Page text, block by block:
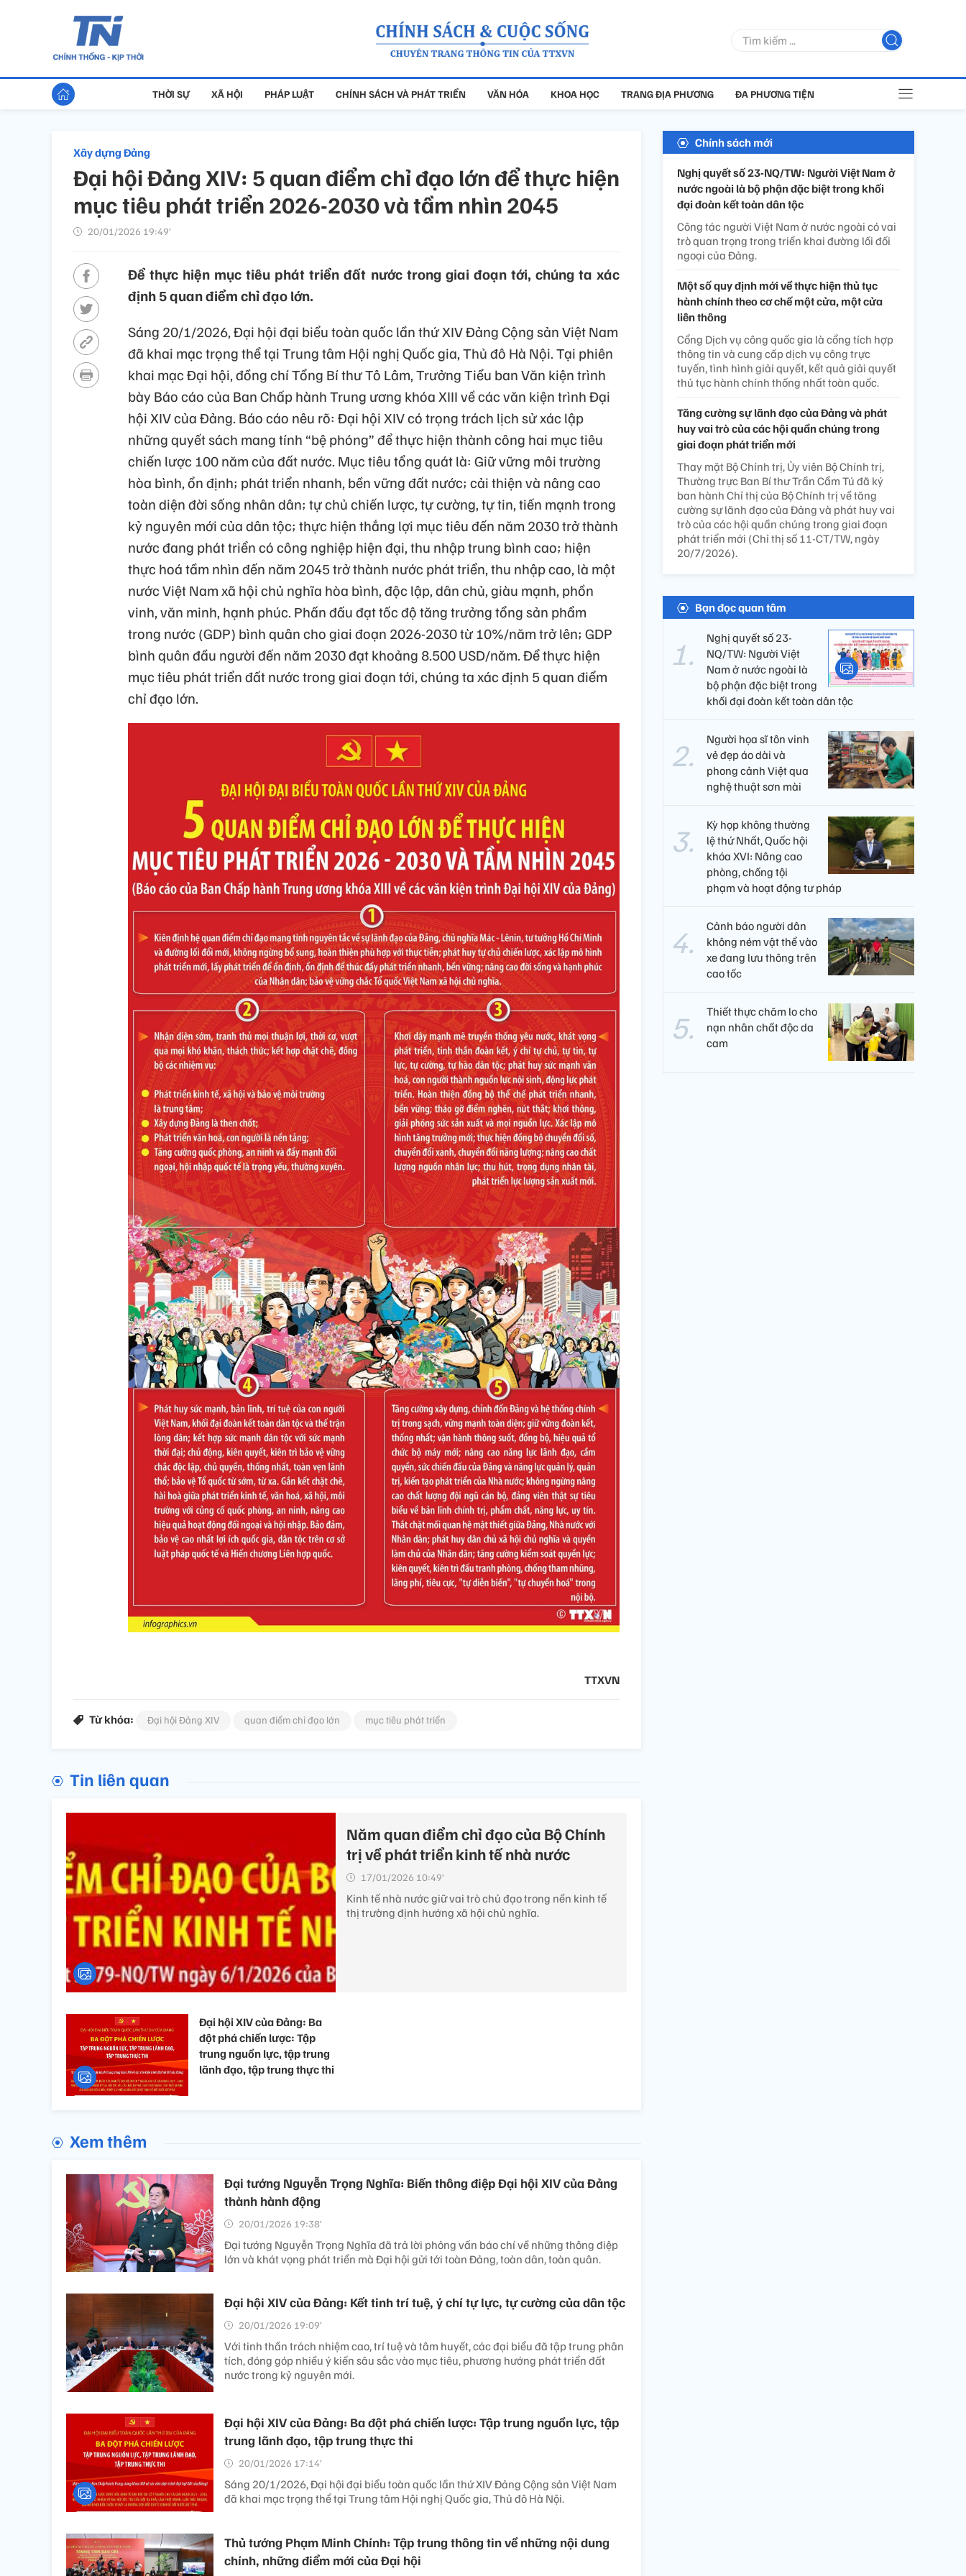
THỜI SỰ XÃ HỘI PHÁP LUẬT CHÍNH SÁCH VÀ PHÁT TRIỂN VĂN HÓA KHOA HỌC TRANG ĐỊA PHƯƠNG ĐA PHƯƠNG TIỆN
Xây dựng Đảng
Đại hội Đảng XIV: 5 quan điểm chỉ đạo lớn để thực hiện
mục tiêu phát triển 2026-2030 và tầm nhìn 2045
20/01/2026 19:49’
Để thực hiện mục tiêu phát triển đất nước trong giai đoạn tới, chúng ta xác
định 5 quan điểm chỉ đạo lớn.
Sáng 20/1/2026, Đại hội đại biểu toàn quốc lần thứ XIV Đảng Cộng sản Việt Nam
đã khai mạc trọng thể tại Trung tâm Hội nghị Quốc gia, Thủ đô Hà Nội. Tại phiên
khai mạc Đại hội, đồng chí Tổng Bí thư Tô Lâm, Trưởng Tiểu ban Văn kiện trình
bày Báo cáo của Ban Chấp hành Trung ương khóa XIII về các văn kiện trình Đại
hội XIV của Đảng. Báo cáo nêu rõ: Đại hội XIV có trọng trách lịch sử xác lập
những quyết sách mang tính “bệ phóng” để thực hiện thành công hai mục tiêu
chiến lược 100 năm của đất nước. Mục tiêu tổng quát là: Giữ vững môi trường
hòa bình, ổn định; phát triển nhanh, bền vững đất nước; cải thiện và nâng cao
toàn diện đời sống nhân dân; tự chủ chiến lược, tự cường, tự tin, tiến mạnh trong
kỷ nguyên mới của dân tộc; thực hiện thắng lợi mục tiêu đến năm 2030 trở thành
nước đang phát triển có công nghiệp hiện đại, thu nhập trung bình cao; hiện
thực hoá tầm nhìn đến năm 2045 trở thành nước phát triển, thu nhập cao, là một
nước Việt Nam xã hội chủ nghĩa hòa bình, độc lập, dân chủ, giàu mạnh, phồn
vinh, văn minh, hạnh phúc. Phấn đấu đạt tốc độ tăng trưởng tổng sản phẩm
trong nước (GDP) bình quân cho giai đoạn 2026-2030 từ 10%/năm trở lên; GDP
bình quân đầu người đến năm 2030 đạt khoảng 8.500 USD/năm. Để thực hiện
mục tiêu phát triển đất nước trong giai đoạn tới, chúng ta xác định 5 quan điểm
chỉ đạo lớn.
TTXVN
Từ khóa: Đại hội Đảng XIV quan điểm chỉ đạo lớn mục tiêu phát triển
Tin liên quan
Năm quan điểm chỉ đạo của Bộ Chính
trị về phát triển kinh tế nhà nước
17/01/2026 10:49’
Kinh tế nhà nước giữ vai trò chủ đạo trong nền kinh tế
thị trường định hướng xã hội chủ nghĩa.
Đại hội XIV của Đảng: Ba
đột phá chiến lược: Tập
trung nguồn lực, tập trung
lãnh đạo, tập trung thực thi
Xem thêm
Đại tướng Nguyễn Trọng Nghĩa: Biến thông điệp Đại hội XIV của Đảng
thành hành động
20/01/2026 19:38’
Đại tướng Nguyễn Trọng Nghĩa đã trả lời phỏng vấn báo chí về những thông điệp
lớn và khát vọng phát triển mà Đại hội gửi tới toàn Đảng, toàn dân, toàn quân.
Đại hội XIV của Đảng: Kết tinh trí tuệ, ý chí tự lực, tự cường của dân tộc
20/01/2026 19:09’
Với tinh thần trách nhiệm cao, trí tuệ và tâm huyết, các đại biểu đã tập trung phân
tích, đóng góp nhiều ý kiến sâu sắc vào mục tiêu, phương hướng phát triển đất
nước trong kỷ nguyên mới.
Đại hội XIV của Đảng: Ba đột phá chiến lược: Tập trung nguồn lực, tập
trung lãnh đạo, tập trung thực thi
20/01/2026 17:14’
Sáng 20/1/2026, Đại hội đại biểu toàn quốc lần thứ XIV Đảng Cộng sản Việt Nam
đã khai mạc trọng thể tại Trung tâm Hội nghị Quốc gia, Thủ đô Hà Nội.
Thủ tướng Phạm Minh Chính: Tập trung thông tin về những nội dung
chính, những điểm mới của Đại hội
Chính sách mới
Nghị quyết số 23-NQ/TW: Người Việt Nam ở
nước ngoài là bộ phận đặc biệt trong khối
đại đoàn kết toàn dân tộc
Công tác người Việt Nam ở nước ngoài có vai
trò quan trọng trong triển khai đường lối đối
ngoại của Đảng.
Một số quy định mới về thực hiện thủ tục
hành chính theo cơ chế một cửa, một cửa
liên thông
Cổng Dịch vụ công quốc gia là cổng tích hợp
thông tin và cung cấp dịch vụ công trực
tuyến, tình hình giải quyết, kết quả giải quyết
thủ tục hành chính thống nhất toàn quốc.
Tăng cường sự lãnh đạo của Đảng và phát
huy vai trò của các hội quần chúng trong
giai đoạn phát triển mới
Thay mặt Bộ Chính trị, Ủy viên Bộ Chính trị,
Thường trực Ban Bí thư Trần Cẩm Tú đã ký
ban hành Chỉ thị của Bộ Chính trị về tăng
cường sự lãnh đạo của Đảng và phát huy vai
trò của các hội quần chúng trong giai đoạn
phát triển mới (Chỉ thị số 11-CT/TW, ngày
20/7/2026).
Bạn đọc quan tâm
Nghị quyết số 23-
NQ/TW: Người Việt
Nam ở nước ngoài là
bộ phận đặc biệt trong
khối đại đoàn kết toàn dân tộc
Người họa sĩ tôn vinh
vẻ đẹp áo dài và
phong cảnh Việt qua
nghệ thuật sơn mài
Kỳ họp không thường
lệ thứ Nhất, Quốc hội
khóa XVI: Nâng cao
phòng, chống tội
phạm và hoạt động tư pháp
Cảnh báo người dân
không ném vật thể vào
xe đang lưu thông trên
cao tốc
Thiết thực chăm lo cho
nạn nhân chất độc da
cam